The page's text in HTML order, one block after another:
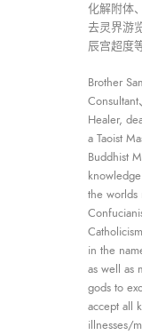
化解附体
去灵界游
辰宫超度
Brother
Healer,
a Taoist
Buddhist
the worlds
in the
as well as
gods to
accept all
illnesses/